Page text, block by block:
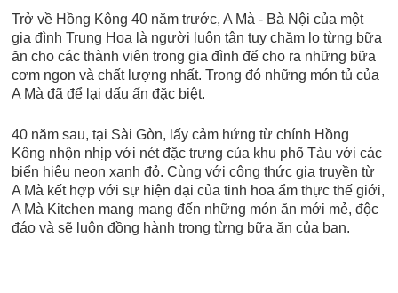
Trở về Hồng Kông 40 năm trước, A Mà - Bà Nội của một
gia đình Trung Hoa là người luôn tận tụy chăm lo từng bữa
ăn cho các thành viên trong gia đình để cho ra những bữa
cơm ngon và chất lượng nhất. Trong đó những món tủ của
A Mà đã để lại dấu ấn đặc biệt.
40 năm sau, tại Sài Gòn, lấy cảm hứng từ chính Hồng
Kông nhộn nhịp với nét đặc trưng của khu phố Tàu với các
biển hiệu neon xanh đỏ. Cùng với công thức gia truyền từ
A Mà kết hợp với sự hiện đại của tinh hoa ẩm thực thế giới,
A Mà Kitchen mang mang đến những món ăn mới mẻ, độc
đáo và sẽ luôn đồng hành trong từng bữa ăn của bạn.